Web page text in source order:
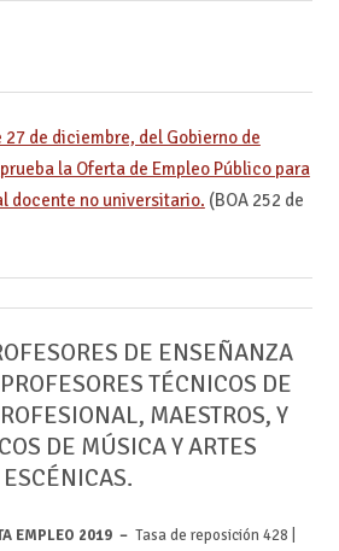
27 de diciembre, del Gobierno de
la Oferta de Empleo Público para
docente no universitario. (BOA 252 de
DE ENSEÑANZA
TÉCNICOS DE
MAESTROS, Y
DE MÚSICA Y ARTES
ESCÉNICAS.
EMPLEO 2019 –Tasa de reposición 428 |